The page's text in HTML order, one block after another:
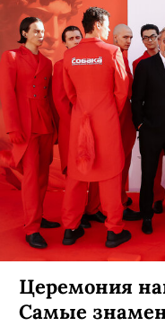
Церемония
Самые